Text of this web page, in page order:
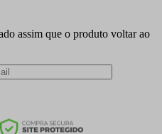
assim que o produto voltar ao